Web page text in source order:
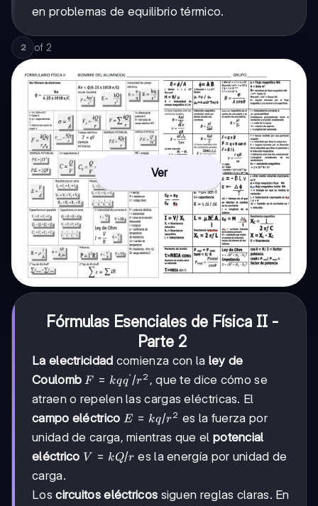
en problemas de equilibrio térmico.
2 of 2
Ver
Fórmulas Esenciales de Física II -
Parte 2
La electricidad comienza con la ley de
Coulomb F =
kqq'/r²
F = kqq′ /r2 , que te dice cómo se
atraen o repelen las cargas eléctricas. El
campo eléctrico E =
kq/r²
E = kq/r2 es la fuerza por
unidad de carga, mientras que el potencial
eléctrico V =
V = kQ/r es la energía por unidad de
carga.
Loscircuitos eléctricos siguen reglas claras. En